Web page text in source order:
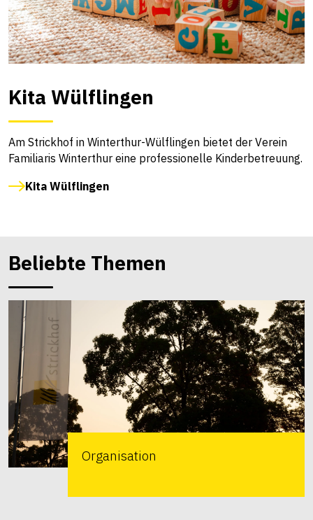
Kita Wülflingen
Am Strickhof in Winterthur-Wülflingen bietet der Verein
Familiaris Winterthur eine professionelle Kinderbetreuung.
Kita Wülflingen
Beliebte Themen
Organisation